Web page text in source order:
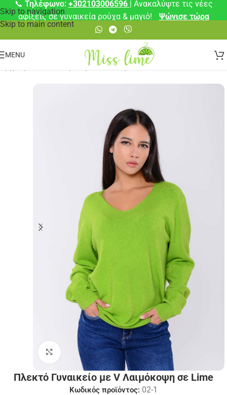
Skip to navigation
Skip to main content
📞 Τηλέφωνο: +302103006596 | Ανακαλύψτε τις νέες
αφίξεις σε γυναικεία ρούχα & μαγιό!
Ψώνισε τώρα
MENU
⚡ Άμεση Αποστολή
Click to enlarge
Πλεκτό Γυναικείο με V Λαιμόκοψη σε Lime
Κωδικός προϊόντος: 02-1